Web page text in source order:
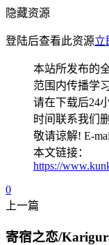
隐藏资源
登陆后查看此资源立
本站所发布的
范围内传播学
请在下载后24
时间联系我们删
敬请谅解! E-
本文链接：
https://
0
上一篇
寄宿之恋/